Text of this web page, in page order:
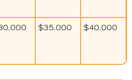
$35.000 $40.000